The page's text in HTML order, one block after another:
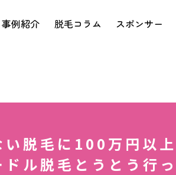
事例紹介 脱毛コラム スポンサー
い脱毛に100万円以
ル脱毛とうとう行